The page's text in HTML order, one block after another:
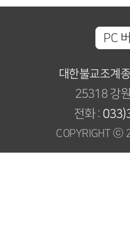
PC
대한불교조계
25318 강
전화 :
COPYRIGHT ⓒ